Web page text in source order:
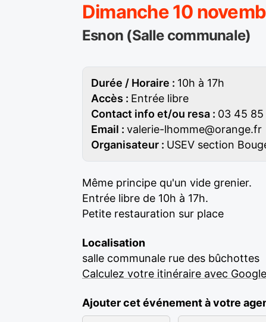
Dimanche 10
Esnon (Salle communale)
Durée / Horaire : 10h à 17h
Accès : Entrée libre
Contact info et/ou resa : 03 45 85
Email : valerie-lhomme@orange.fr
Organisateur : USEV section
Même principe qu'un vide grenier.
Entrée libre de 10h à 17h.
Petite restauration sur place
Localisation
salle communale rue des bûchottes
Calculez votre itinéraire avec
Ajouter cet événement à votre